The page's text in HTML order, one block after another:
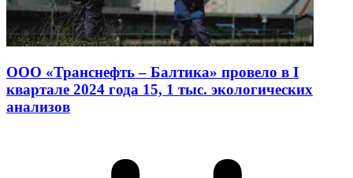
ООО «Транснефть – Балтика» провело в I
квартале 2024 года 15, 1 тыс. экологических
анализов